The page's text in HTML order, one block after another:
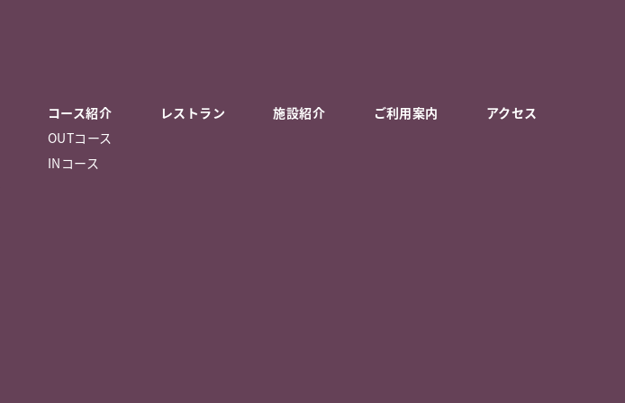
コース紹介
OUTコース
INコース
レストラン 施設紹介 ご利用案内 アクセス